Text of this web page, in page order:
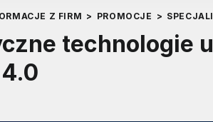
Z FIRM > PROMOCJE >
technologie